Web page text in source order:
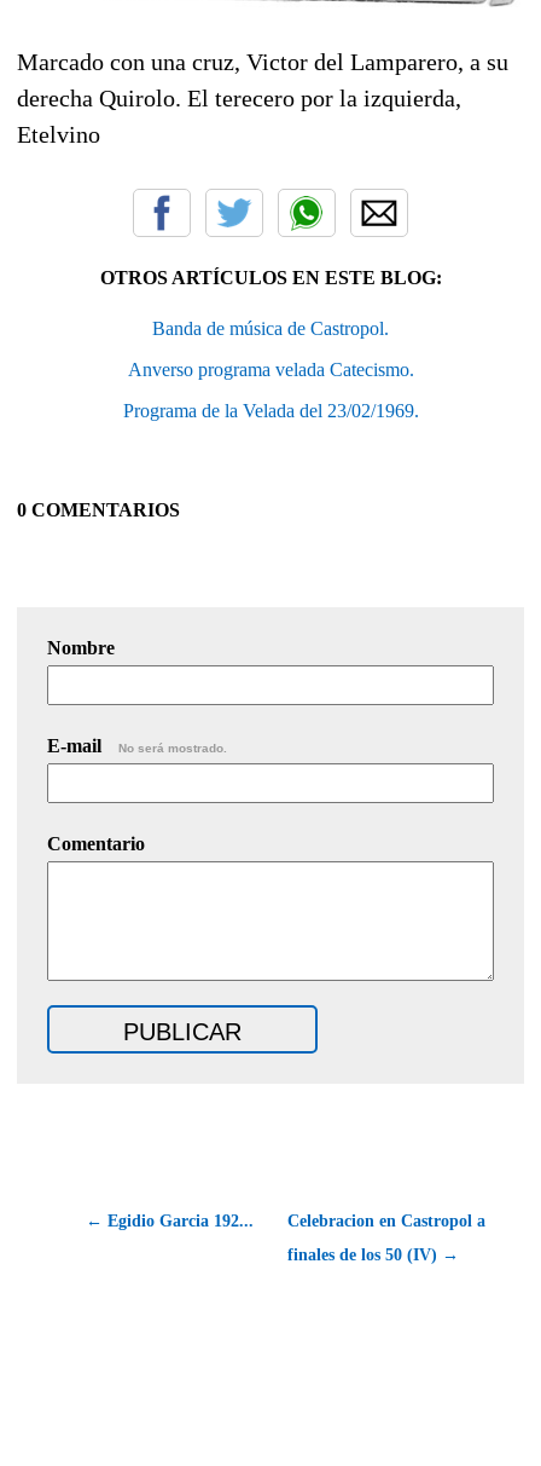
Marcado con una cruz, Victor del Lamparero, a su
derecha Quirolo. El terecero por la izquierda,
Etelvino
OTROS ARTÍCULOS EN ESTE BLOG:
Banda de música de Castropol.
Anverso programa velada Catecismo.
Programa de la Velada del 23/02/1969.
0 COMENTARIOS
Nombre
E-mail No será mostrado.
Comentario
← Egidio Garcia 192...
Celebracion en Castropol a
finales de los 50 (IV) →